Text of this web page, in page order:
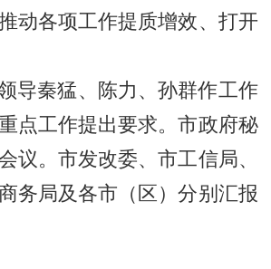
动各项工作提质增效、打开
导秦猛、陈力、孙群作工作
点工作提出要求。市政府秘
议。市发改委、市工信局、
务局及各市（区）分别汇报